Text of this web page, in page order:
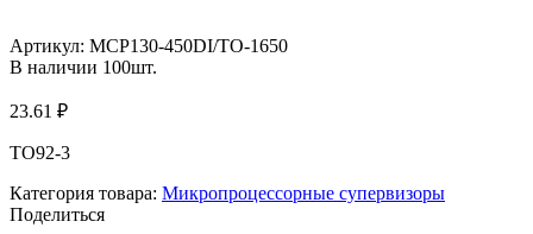
Артикул: MCP130-450DI/TO-1650
В наличии 100шт.
23.61 ₽
TO92-3
Категория товара: Микропроцессорные супервизоры
Поделиться